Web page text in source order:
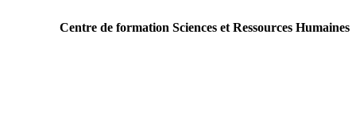
Centre de formation Sciences et Ressources Humaines